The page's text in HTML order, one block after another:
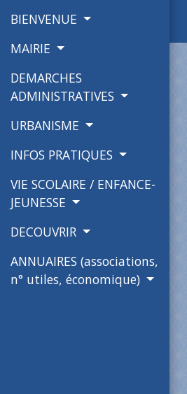
BIENVENUE
MAIRIE
DEMARCHES
ADMINISTRATIVES
URBANISME
INFOS PRATIQUES
VIE SCOLAIRE / ENFANCE-
JEUNESSE
DECOUVRIR
ANNUAIRES (associations,
n° utiles, économique)